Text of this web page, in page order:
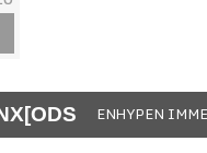
ENHYPEN